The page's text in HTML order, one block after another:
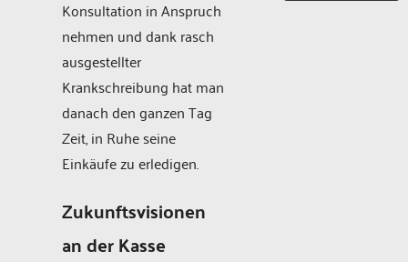
Konsultation in Anspruch
nehmen und dank rasch
ausgestellter
Krankschreibung hat man
danach den ganzen Tag
Zeit, in Ruhe seine
Einkäufe zu erledigen.
Zukunftsvisionen
an der Kasse